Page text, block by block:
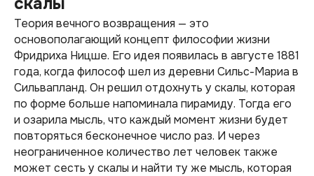
Теория вечного возвращения — это
основополагающий концепт философии жизни
Фридриха Ницше. Его идея появилась в августе 1881
года, когда философ шел из деревни Сильс-Мариа в
Сильвапланд. Он решил отдохнуть у скалы, которая
по форме больше напоминала пирамиду. Тогда его
и озарила мысль, что каждый момент жизни будет
повторяться бесконечное число раз. И через
неограниченное количество лет человек также
может сесть у скалы и найти ту же мысль, которая